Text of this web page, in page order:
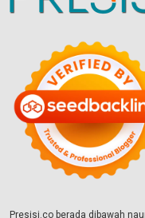
Presisi.co berada dibawah